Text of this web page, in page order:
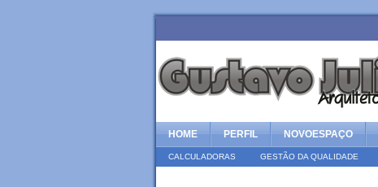
HOME PERFIL NOVOESPAÇO
CALCULADORAS GESTÃO DA QUALIDADE